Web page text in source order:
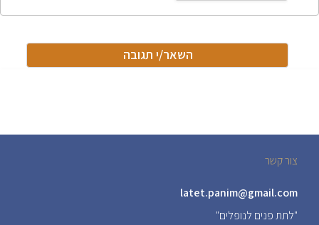
צור קשר
latet.panim@gmail.com
"לתת פנים לנופלים"